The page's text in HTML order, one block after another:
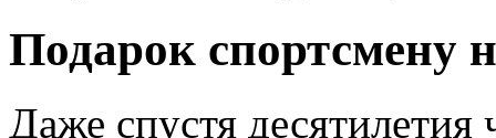
Подарок спортсмену
Даже спустя